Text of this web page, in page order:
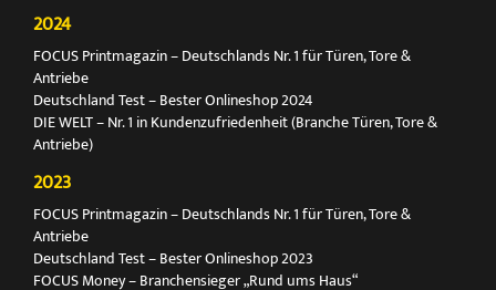
2024
FOCUS Printmagazin – Deutschlands Nr. 1 für Türen, Tore &
Antriebe
Deutschland Test – Bester Onlineshop 2024
DIE WELT – Nr. 1 in Kundenzufriedenheit (Branche Türen, Tore &
Antriebe)
2023
FOCUS Printmagazin – Deutschlands Nr. 1 für Türen, Tore &
Antriebe
Deutschland Test – Bester Onlineshop 2023
FOCUS Money – Branchensieger „Rund ums Haus“